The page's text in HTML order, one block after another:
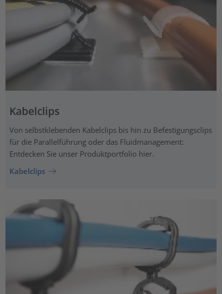
Kabelclips
Von selbstklebenden Kabelclips bis hin zu Befestigungsclips
für die Parallelführung oder das Fluidmanagement:
Entdecken Sie unser Produktportfolio hier.
Kabelclips